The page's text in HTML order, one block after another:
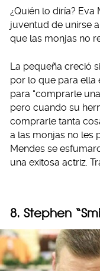
¿Quién lo diría?
juventud de unirse
que las monjas no
La pequeña creció
por lo que para ella
para “comprarle
pero cuando su
comprarle tanta
a las monjas no les
Mendes se
una exitosa actriz.
8. Stephen